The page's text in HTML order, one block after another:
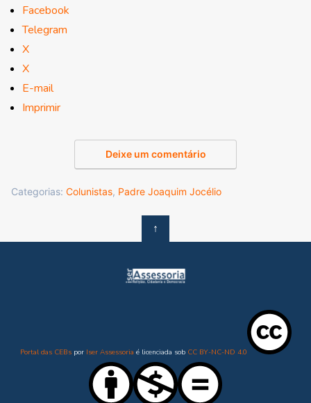
Facebook
Telegram
X
X
E-mail
Imprimir
Deixe um comentário
Categorias: Colunistas, Padre Joaquim Jocélio
↑
Portal das CEBspor Iser Assessoria é licenciada sob CC BY-NC-ND 4.0